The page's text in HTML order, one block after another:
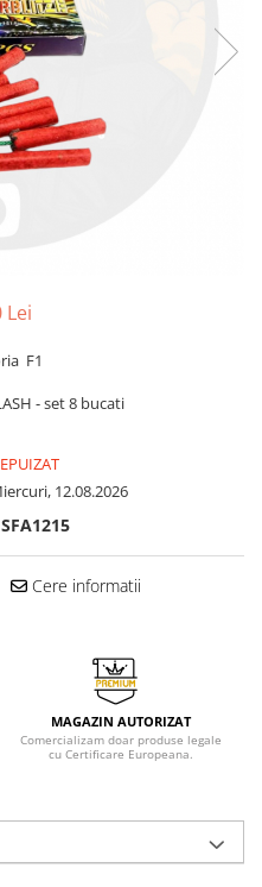
Lei
F1
- set 8 bucati
12.08.2026
SFA1215
Cere informatii
MAGAZIN AUTORIZAT
Comercializam doar produse legale
cu Certificare Europeana.